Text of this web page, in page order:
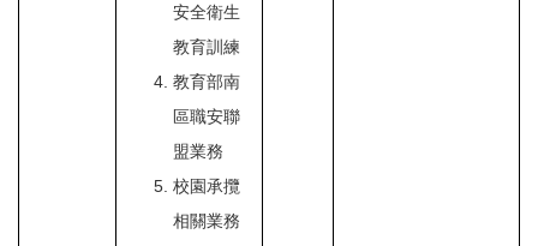
安全衛生
教育訓練
教育部南
區職安聯
盟業務
校園承攬
相關業務